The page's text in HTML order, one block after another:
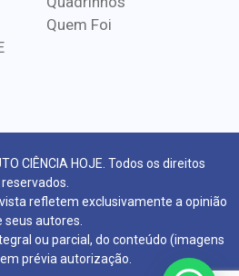
Quem Foi
CIÊNCIA HOJE. Todos os direitos
reservados.
refletem exclusivamente a opinião
seus autores.
ou parcial, do conteúdo (imagens
prévia autorização.